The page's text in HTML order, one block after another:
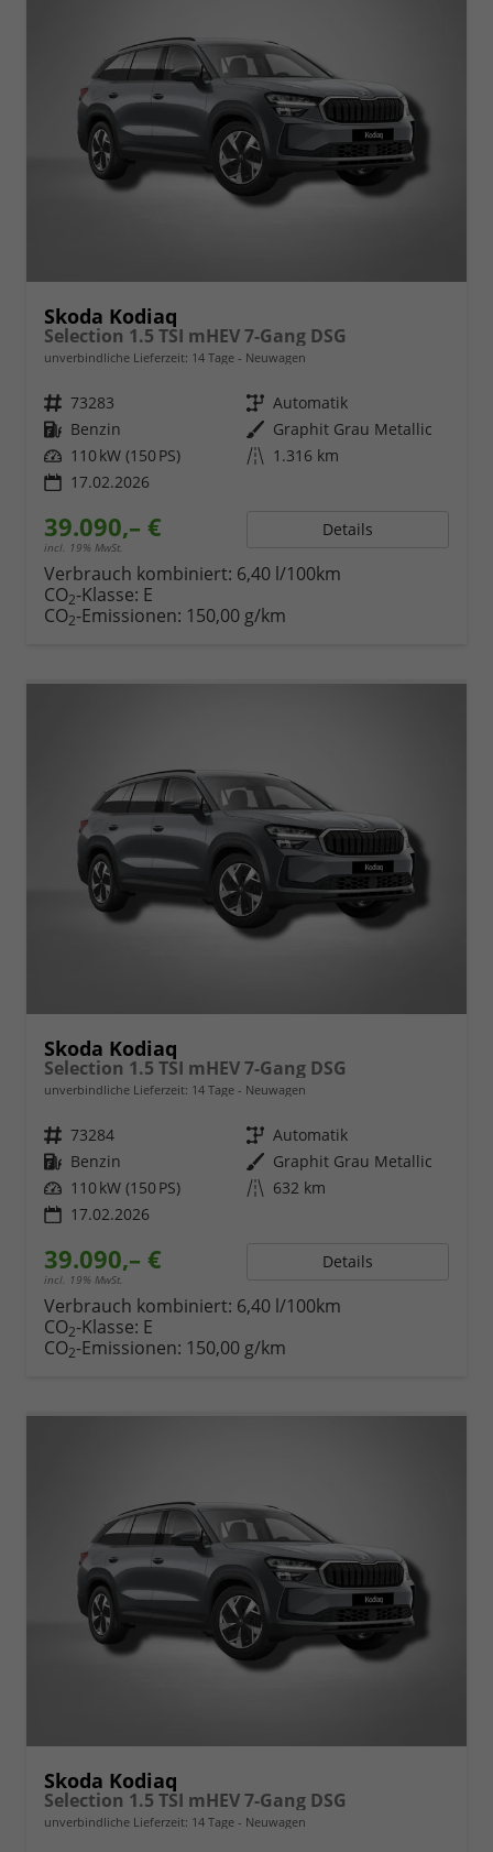
Skoda Kodiaq
Selection 1.5 TSI mHEV 7-Gang DSG
unverbindliche Lieferzeit: 14 Tage Neuwagen
Fahrzeugnr. 73283 Getriebe Automatik
Kraftstoff Benzin Außenfarbe Graphit Grau Metallic
Leistung 110 kW (150 PS) Kilometerstand 1.316 km
17.02.2026
39.090,– €
incl. 19% MwSt.
Details
Verbrauch kombiniert: 6,40 l/100km
CO2-Klasse: E
CO2-Emissionen: 150,00 g/km
Skoda Kodiaq
Selection 1.5 TSI mHEV 7-Gang DSG
unverbindliche Lieferzeit: 14 Tage Neuwagen
Fahrzeugnr. 73284 Getriebe Automatik
Kraftstoff Benzin Außenfarbe Graphit Grau Metallic
Leistung 110 kW (150 PS) Kilometerstand 632 km
17.02.2026
39.090,– €
incl. 19% MwSt.
Details
Verbrauch kombiniert: 6,40 l/100km
CO2-Klasse: E
CO2-Emissionen: 150,00 g/km
Skoda Kodiaq
Selection 1.5 TSI mHEV 7-Gang DSG
unverbindliche Lieferzeit: 14 Tage Neuwagen